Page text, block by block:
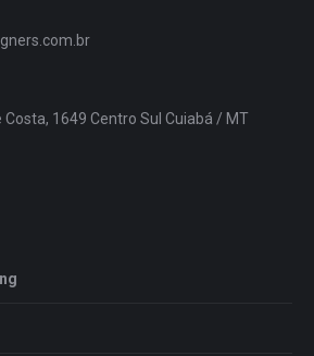
Costa, 1649 Centro Sul Cuiabá / MT